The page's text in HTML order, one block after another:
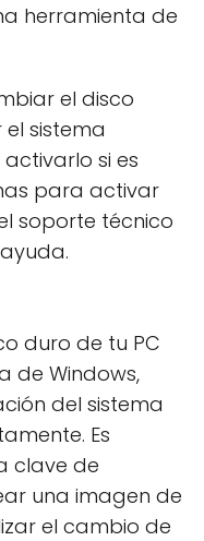
herramienta de
el disco
sistema
si es
para activar
soporte técnico
duro de tu PC
de Windows,
del sistema
Es
clave de
una imagen de
el cambio de